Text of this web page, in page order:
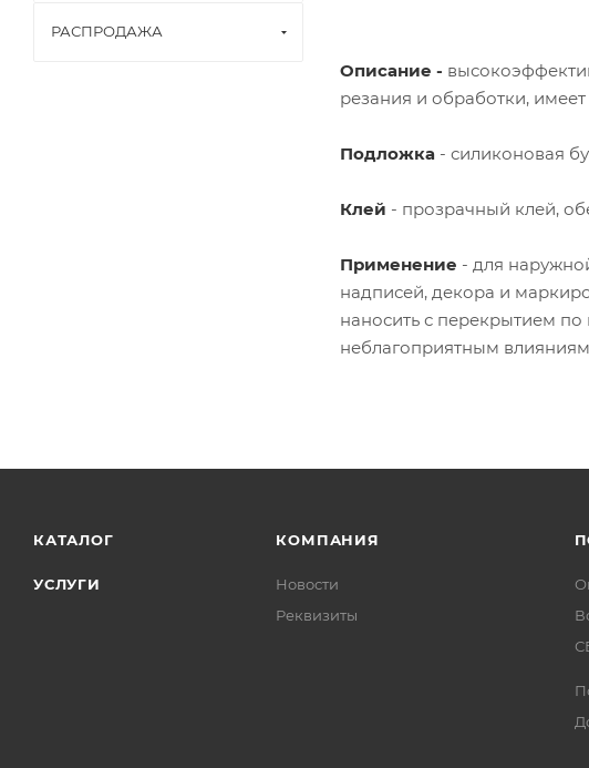
Описание -
резания и обработки,
Подложка - силиконовая
Клей - прозрачный клей,
Применение - для
надписей, декора и
наносить с перекрытием по
неблагоприятным
РАСПРОДАЖА
КАТАЛОГ
УСЛУГИ
КОМПАНИЯ
Новости
Реквизиты